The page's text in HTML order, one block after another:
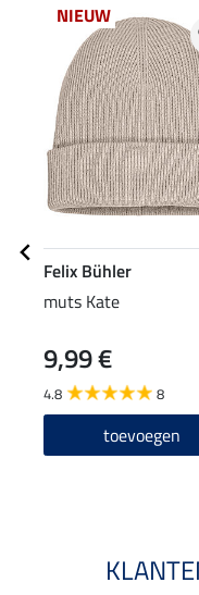
NIEUW
Felix Bühler
muts Kate
9,99 €
4.8 8
toevoegen